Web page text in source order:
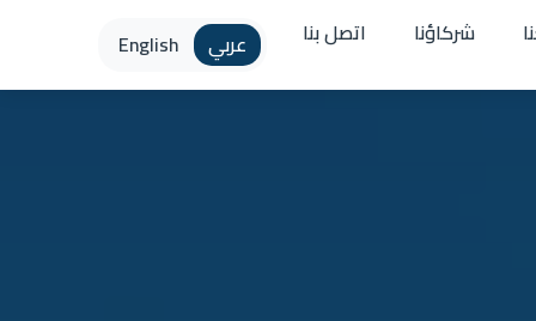
شركاؤنا اتصل بنا عربي English